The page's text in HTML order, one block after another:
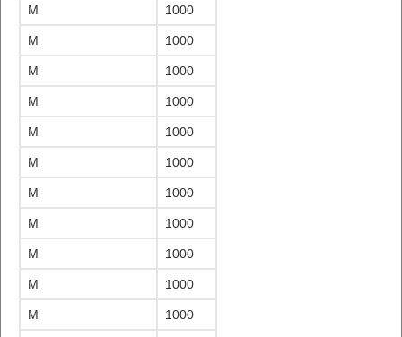
M 1000
M 1000
M 1000
M 1000
M 1000
M 1000
M 1000
M 1000
M 1000
M 1000
M 1000